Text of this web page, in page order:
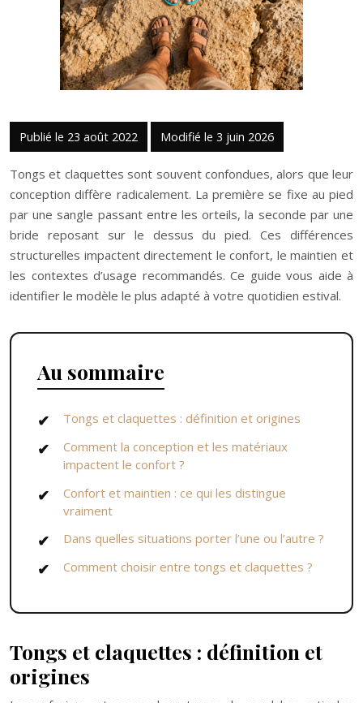
Publié le 23 août 2022 Modifié le 3 juin 2026
Tongs et claquettes sont souvent confondues, alors que leur
conception diffère radicalement. La première se fixe au pied
par une sangle passant entre les orteils, la seconde par une
bride reposant sur le dessus du pied. Ces différences
structurelles impactent directement le confort, le maintien et
les contextes d’usage recommandés. Ce guide vous aide à
identifier le modèle le plus adapté à votre quotidien estival.
Au sommaire
Tongs et claquettes : définition et origines
Comment la conception et les matériaux
impactent le confort ?
Confort et maintien : ce qui les distingue
vraiment
Dans quelles situations porter l’une ou l’autre ?
Comment choisir entre tongs et claquettes ?
Tongs et claquettes : définition et
origines